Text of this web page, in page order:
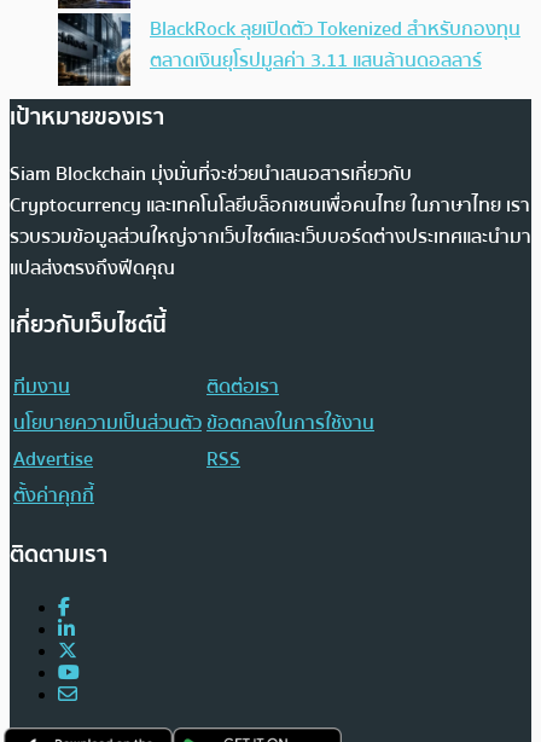
BlackRock ลุยเปิดตัว Tokenized สำหรับกองทุน
ตลาดเงินยุโรปมูลค่า 3.11 แสนล้านดอลลาร์
เป้าหมายของเรา
Siam Blockchain มุ่งมั่นที่จะช่วยนำเสนอสารเกี่ยวกับ
Cryptocurrency และเทคโนโลยีบล็อกเชนเพื่อคนไทย ในภาษาไทย เรา
รวบรวมข้อมูลส่วนใหญ่จากเว็บไซต์และเว็บบอร์ดต่างประเทศและนำมา
แปลส่งตรงถึงฟีดคุณ
เกี่ยวกับเว็บไซต์นี้
ทีมงาน
ติดต่อเรา
นโยบายความเป็นส่วนตัวข้อตกลงในการใช้งาน
Advertise
RSS
ตั้งค่าคุกกี้
ติดตามเรา